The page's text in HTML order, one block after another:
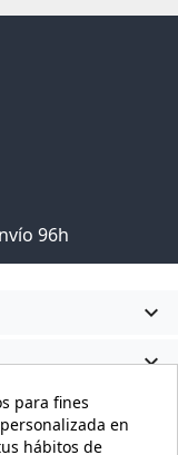
96h


para fines
en
hábitos de